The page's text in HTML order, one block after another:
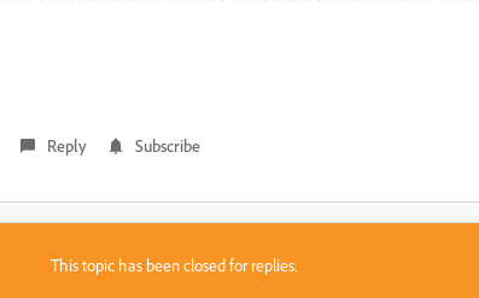
Reply Subscribe
This topic has been closed for replies.